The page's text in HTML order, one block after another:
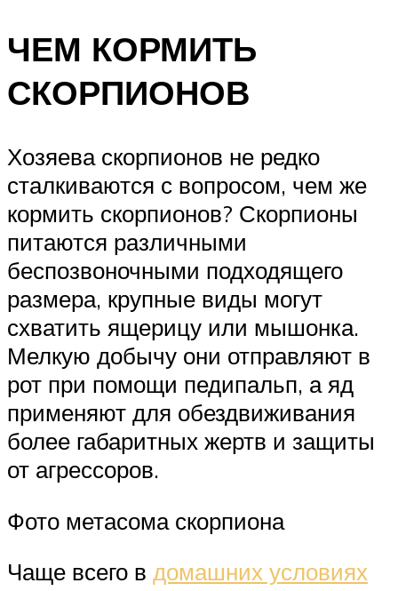
ЧЕМ КОРМИТЬ
СКОРПИОНОВ
Хозяева скорпионов не редко
сталкиваются с вопросом, чем же
кормить скорпионов? Скорпионы
питаются различными
беспозвоночными подходящего
размера, крупные виды могут
схватить ящерицу или мышонка.
Мелкую добычу они отправляют в
рот при помощи педипальп, а яд
применяют для обездвиживания
более габаритных жертв и защиты
от агрессоров.
Фото метасома скорпиона
Чаще всего в домашних условиях